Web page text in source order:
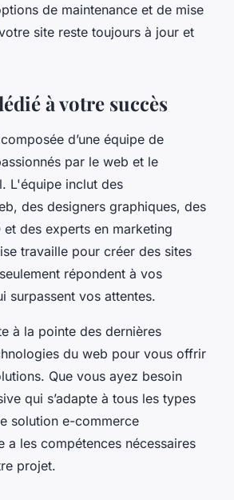
de maintenance et de mise
site reste toujours à jour et
à votre succès
d’une équipe de
par le web et le
L'équipe inclut des
des designers graphiques, des
et des experts en marketing
travaille pour créer des sites
répondent à vos
surpassent vos attentes.
à la pointe des dernières
du web pour vous offrir
Que vous ayez besoin
qui s’adapte à tous les types
solution e-commerce
a les compétences nécessaires
projet.